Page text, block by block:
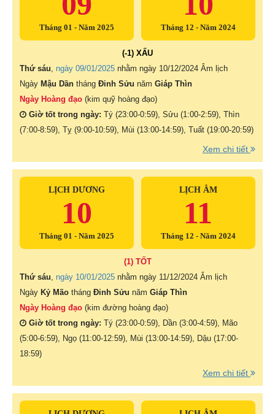
Tháng 01 - Năm 2025 Tháng 12 - Năm 2024
(-1) XẤU
Thứ sáu ngày 09/01/2025 nhằm ngày 10/12/2024 Âm lịch
Ngày Mậu Dần tháng Đinh Sửu năm Giáp Thìn
Ngày Hoàng đạo (kim quỹ hoàng đạo)
Giờ tốt trong ngày: Tý (23:00-0:59), Sửu (1:00-2:59), Thìn
(7:00-8:59), Tỵ (9:00-10:59), Mùi (13:00-14:59), Tuất (19:00-20:59)
Xem chi tiết
LỊCH DƯƠNG
10
Tháng 01 - Năm 2025
LỊCH ÂM
11
Tháng 12 - Năm 2024
(1) TỐT
Thứ sáu ngày 10/01/2025 nhằm ngày 11/12/2024 Âm lịch
Ngày Kỷ Mão tháng Đinh Sửu năm Giáp Thìn
Ngày Hoàng đạo (kim đường hoàng đạo)
Giờ tốt trong ngày: Tý (23:00-0:59), Dần (3:00-4:59), Mão
(5:00-6:59), Ngọ (11:00-12:59), Mùi (13:00-14:59), Dậu (17:00-
18:59)
Xem chi tiết